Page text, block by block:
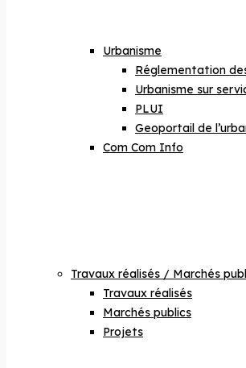
Urbanisme
Réglementation
Urbanisme sur
PLUI
Geoportail de
Com Com Info
Travaux réalisés / Marchés
Travaux réalisés
Marchés publics
Projets